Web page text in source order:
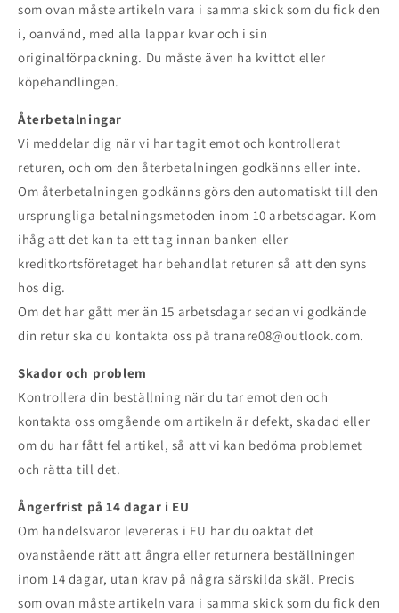
som ovan måste artikeln vara i samma skick som du fick den
i, oanvänd, med alla lappar kvar och i sin
originalförpackning. Du måste även ha kvittot eller
köpehandlingen.
Återbetalningar
Vi meddelar dig när vi har tagit emot och kontrollerat
returen, och om den återbetalningen godkänns eller inte.
Om återbetalningen godkänns görs den automatiskt till den
ursprungliga betalningsmetoden inom 10 arbetsdagar. Kom
ihåg att det kan ta ett tag innan banken eller
kreditkortsföretaget har behandlat returen så att den syns
hos dig.
Om det har gått mer än 15 arbetsdagar sedan vi godkände
din retur ska du kontakta oss på tranare08@outlook.com.
Skador och problem
Kontrollera din beställning när du tar emot den och
kontakta oss omgående om artikeln är defekt, skadad eller
om du har fått fel artikel, så att vi kan bedöma problemet
och rätta till det.
Ångerfrist på 14 dagar i EU
Om handelsvaror levereras i EU har du oaktat det
ovanstående rätt att ångra eller returnera beställningen
inom 14 dagar, utan krav på några särskilda skäl. Precis
som ovan måste artikeln vara i samma skick som du fick den